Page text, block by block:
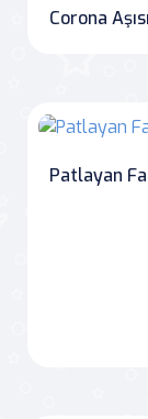
Corona Aşısı
Patlayan